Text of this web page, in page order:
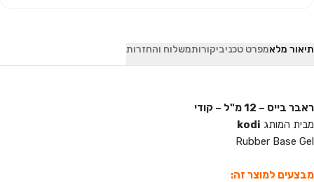
תיאור מלאמפרט טכניביקורותמשלוח והחזרות
ראבר בייס – 12 מ"ל – קודי
מבית המותג kodi
Rubber Base Gel
מבצעים למוצר זה: